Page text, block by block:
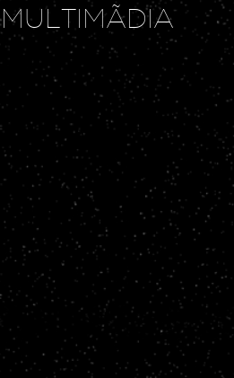
MULTIMÃDIA